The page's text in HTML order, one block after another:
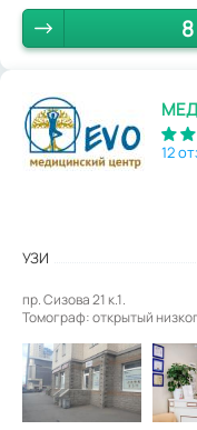
12
УЗИ
пр. Сизова 21 к.1.
Томограф: открытый